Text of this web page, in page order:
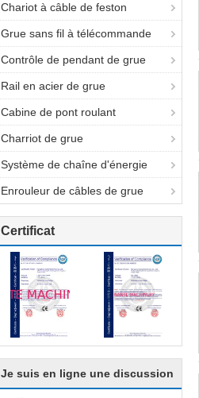
Chariot à câble de feston
Grue sans fil à télécommande
Contrôle de pendant de grue
Rail en acier de grue
Cabine de pont roulant
Charriot de grue
Système de chaîne d'énergie
Enrouleur de câbles de grue
Certificat
Je suis en ligne une discussion